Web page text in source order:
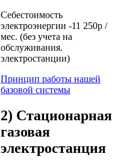
Себестоимость
электроэнергии -11 250р /
мес. (без учета на
обслуживания.
электростанции)
Принцип работы нашей
базовой системы
2) Стационарная
газовая
электростанция